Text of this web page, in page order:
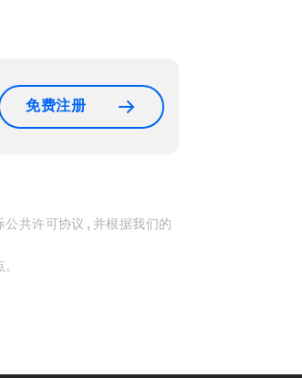
免费注册
共许可协议 , 并根据我们的